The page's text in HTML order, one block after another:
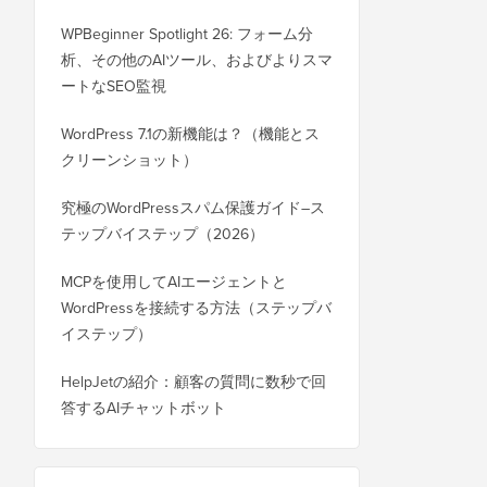
WPBeginner Spotlight 26: フォーム分
析、その他のAIツール、およびよりスマ
ートなSEO監視
WordPress 7.1の新機能は？（機能とス
クリーンショット）
究極のWordPressスパム保護ガイド–ス
テップバイステップ（2026）
MCPを使用してAIエージェントと
WordPressを接続する方法（ステップバ
イステップ）
HelpJetの紹介：顧客の質問に数秒で回
答するAIチャットボット